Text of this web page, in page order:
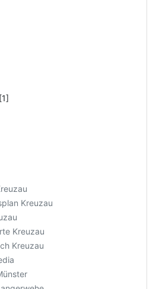
Kreuzau
Kreuzau
Kreuzau